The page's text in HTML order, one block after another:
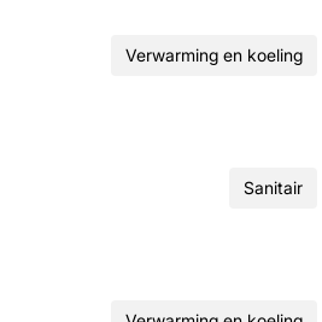
Verwarming en koeling
Sanitair